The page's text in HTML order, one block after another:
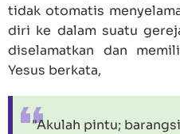
tidak otomatis
diri ke dalam suatu
diselamatkan dan
Yesus berkata,
"Akulah pintu;